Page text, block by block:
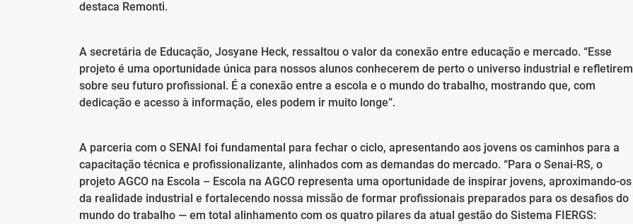
destaca Remonti.
A secretária de Educação, Josyane Heck, ressaltou o valor da conexão entre educação e mercado. “Esse
projeto é uma oportunidade única para nossos alunos conhecerem de perto o universo industrial e refletirem
sobre seu futuro profissional. É a conexão entre a escola e o mundo do trabalho, mostrando que, com
dedicação e acesso à informação, eles podem ir muito longe”.
A parceria com o SENAI foi fundamental para fechar o ciclo, apresentando aos jovens os caminhos para a
capacitação técnica e profissionalizante, alinhados com as demandas do mercado. “Para o Senai-RS, o
projeto AGCO na Escola – Escola na AGCO representa uma oportunidade de inspirar jovens, aproximando-os
da realidade industrial e fortalecendo nossa missão de formar profissionais preparados para os desafios do
mundo do trabalho — em total alinhamento com os quatro pilares da atual gestão do Sistema FIERGS: